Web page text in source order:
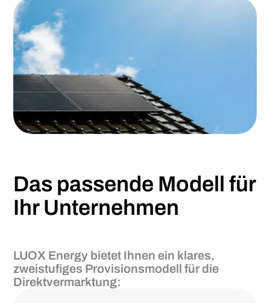
Das passende Modell für
Ihr Unternehmen
LUOX Energy bietet Ihnen ein klares,
zweistufiges Provisionsmodell für die
Direktvermarktung: